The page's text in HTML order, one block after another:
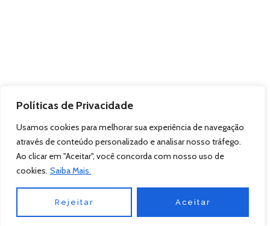
Políticas de Privacidade
Usamos cookies para melhorar sua experiência de navegação
através de conteúdo personalizado e analisar nosso tráfego.
Ao clicar em "Aceitar", você concorda com nosso uso de
cookies. Saiba Mais.
Rejeitar Aceitar